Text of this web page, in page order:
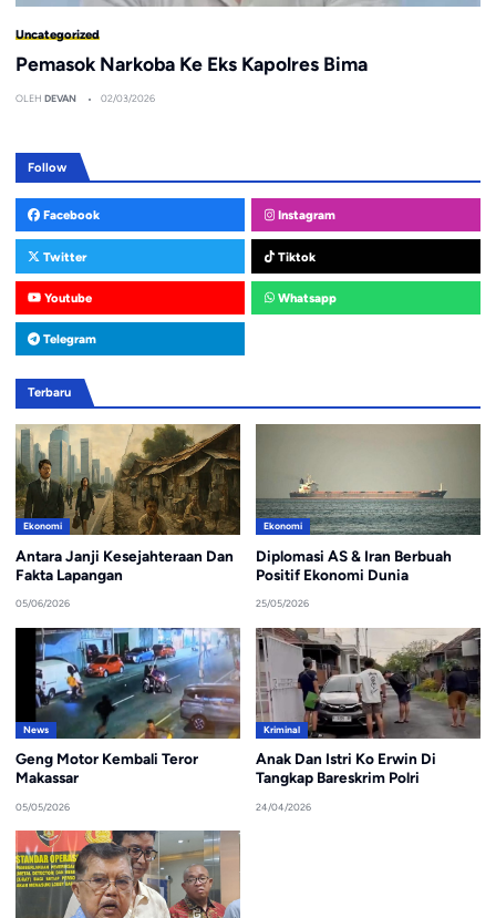
Uncategorized
Pemasok Narkoba Ke Eks Kapolres Bima
OLEH DEVAN 02/03/2026
Follow
Facebook Instagram
Twitter Tiktok
Youtube Whatsapp
Telegram
Terbaru
Ekonomi
Antara Janji Kesejahteraan Dan
Fakta Lapangan
05/06/2026
Ekonomi
Diplomasi AS & Iran Berbuah
Positif Ekonomi Dunia
25/05/2026
News
Geng Motor Kembali Teror
Makassar
05/05/2026
Kriminal
Anak Dan Istri Ko Erwin Di
Tangkap Bareskrim Polri
24/04/2026